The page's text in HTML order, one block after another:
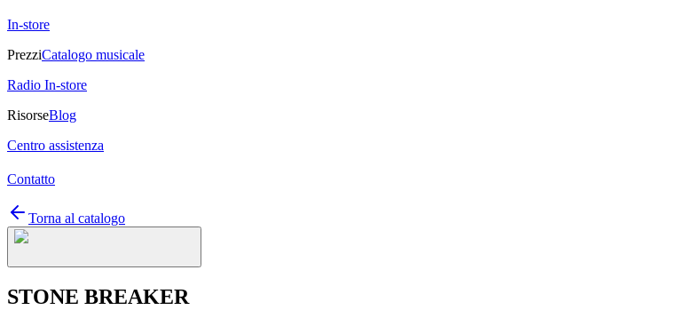
In-store
PrezziCatalogo musicale
Radio In-store
RisorseBlog
Centro assistenza
Contatto
Torna al catalogo
STONE BREAKER